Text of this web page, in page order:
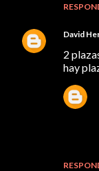
David
2
hay